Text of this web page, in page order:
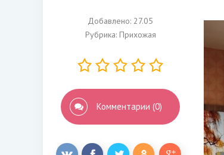
Добавлено: 27.05
Рубрика: Прихожая
Комментарии (0)